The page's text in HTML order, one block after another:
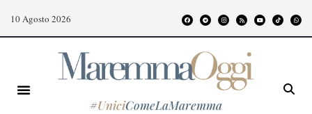
10 Agosto 2026
#UniciComeLaMaremma